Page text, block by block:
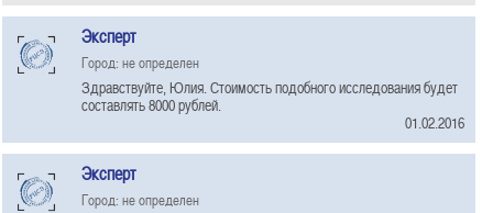
Эксперт
Город: не определен
Здравствуйте, Юлия. Стоимость подобного исследования будет
составлять 8000 рублей.
01.02.2016
Эксперт
Город: не определен